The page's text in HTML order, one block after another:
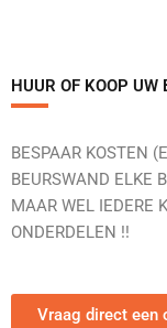
HUUR OF KOOP UW
BESPAAR KOSTEN
BEURSWAND ELKE
MAAR WEL IEDERE
ONDERDELEN !!
Vraag direct een